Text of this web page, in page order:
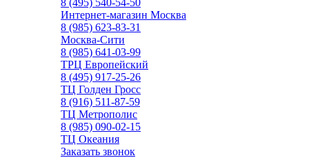
8 (495) 540-54-50
Интернет-магазин Москва
8 (985) 623-83-31
Москва-Сити
8 (985) 641-03-99
ТРЦ Европейский
8 (495) 917-25-26
ТЦ Голден Гросс
8 (916) 511-87-59
ТЦ Метрополис
8 (985) 090-02-15
ТЦ Океания
Заказать звонок